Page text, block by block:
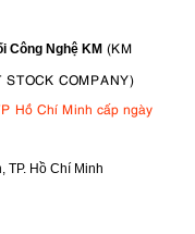
Công Nghệ KM (KM
STOCK COMPANY)
Hồ Chí Minh cấp ngày
TP. Hồ Chí Minh